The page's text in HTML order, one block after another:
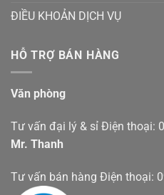
ĐIỀU KHOẢN DỊCH VỤ
HỖ TRỢ BÁN HÀNG
Văn phòng
Tư vấn đại lý & sỉ Điện thoại:
Mr. Thanh
Tư vấn bán hàng Điện thoại: